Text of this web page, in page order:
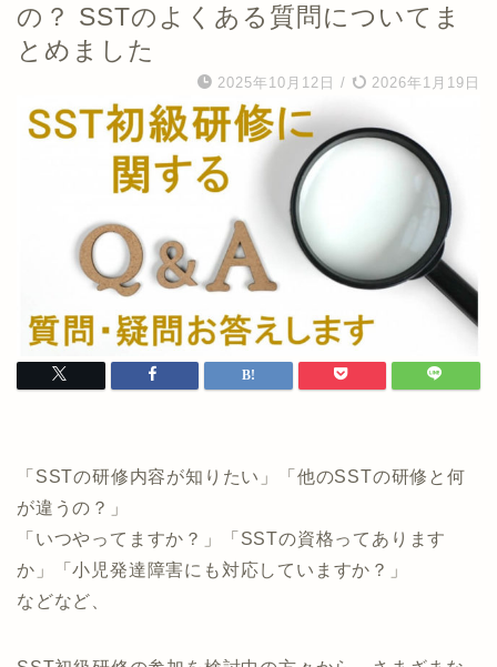
の？ SSTのよくある質問についてま
とめました
2025年10月12日 / 2026年1月19日
「SSTの研修内容が知りたい」「他のSSTの研修と何
が違うの？」
「いつやってますか？」「SSTの資格ってあります
か」「小児発達障害にも対応していますか？」
などなど、